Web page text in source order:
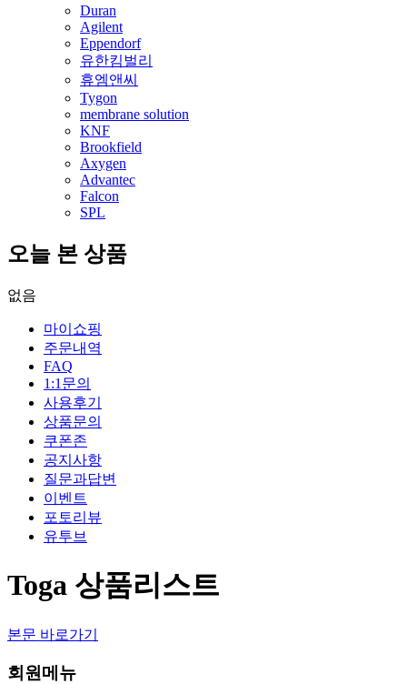
Duran
Agilent
Eppendorf
유한킴벌리
휴엠앤씨
Tygon
membrane solution
KNF
Brookfield
Axygen
Advantec
Falcon
SPL
오늘 본 상품
없음
마이쇼핑
주문내역
FAQ
1:1문의
사용후기
상품문의
쿠폰존
공지사항
질문과답변
이벤트
포토리뷰
유투브
Toga 상품리스트
본문 바로가기
회원메뉴